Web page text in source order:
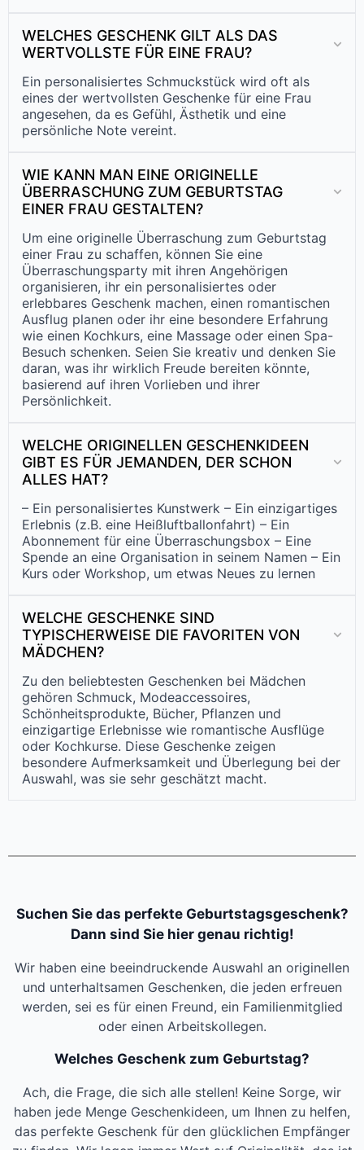
WELCHES GESCHENK GILT ALS DAS
WERTVOLLSTE FÜR EINE FRAU?
Ein personalisiertes Schmuckstück wird oft als
eines der wertvollsten Geschenke für eine Frau
angesehen, da es Gefühl, Ästhetik und eine
persönliche Note vereint.
WIE KANN MAN EINE ORIGINELLE
ÜBERRASCHUNG ZUM GEBURTSTAG
EINER FRAU GESTALTEN?
Um eine originelle Überraschung zum Geburtstag
einer Frau zu schaffen, können Sie eine
Überraschungsparty mit ihren Angehörigen
organisieren, ihr ein personalisiertes oder
erlebbares Geschenk machen, einen romantischen
Ausflug planen oder ihr eine besondere Erfahrung
wie einen Kochkurs, eine Massage oder einen Spa-
Besuch schenken. Seien Sie kreativ und denken Sie
daran, was ihr wirklich Freude bereiten könnte,
basierend auf ihren Vorlieben und ihrer
Persönlichkeit.
WELCHE ORIGINELLEN GESCHENKIDEEN
GIBT ES FÜR JEMANDEN, DER SCHON
ALLES HAT?
– Ein personalisiertes Kunstwerk – Ein einzigartiges
Erlebnis (z.B. eine Heißluftballonfahrt) – Ein
Abonnement für eine Überraschungsbox – Eine
Spende an eine Organisation in seinem Namen – Ein
Kurs oder Workshop, um etwas Neues zu lernen
WELCHE GESCHENKE SIND
TYPISCHERWEISE DIE FAVORITEN VON
MÄDCHEN?
Zu den beliebtesten Geschenken bei Mädchen
gehören Schmuck, Modeaccessoires,
Schönheitsprodukte, Bücher, Pflanzen und
einzigartige Erlebnisse wie romantische Ausflüge
oder Kochkurse. Diese Geschenke zeigen
besondere Aufmerksamkeit und Überlegung bei der
Auswahl, was sie sehr geschätzt macht.
Suchen Sie das perfekte Geburtstagsgeschenk?
Dann sind Sie hier genau richtig!
Wir haben eine beeindruckende Auswahl an originellen
und unterhaltsamen Geschenken, die jeden erfreuen
werden, sei es für einen Freund, ein Familienmitglied
oder einen Arbeitskollegen.
Welches Geschenk zum Geburtstag?
Ach, die Frage, die sich alle stellen! Keine Sorge, wir
haben jede Menge Geschenkideen, um Ihnen zu helfen,
das perfekte Geschenk für den glücklichen Empfänger